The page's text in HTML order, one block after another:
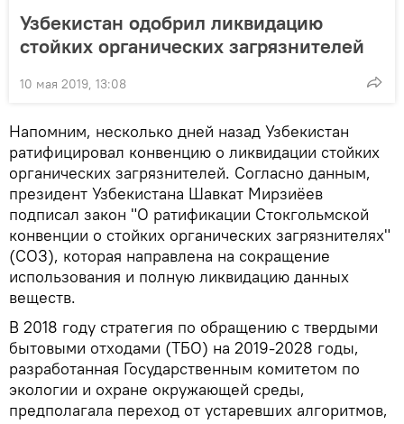
Узбекистан одобрил ликвидацию
стойких органических загрязнителей
10 мая 2019, 13:08
Напомним, несколько дней назад Узбекистан
ратифицировал конвенцию о ликвидации стойких
органических загрязнителей. Согласно данным,
президент Узбекистана Шавкат Мирзиёев
подписал закон "О ратификации Стокгольмской
конвенции о стойких органических загрязнителях"
(СОЗ), которая направлена на сокращение
использования и полную ликвидацию данных
веществ.
В 2018 году стратегия по обращению с твердыми
бытовыми отходами (ТБО) на 2019-2028 годы,
разработанная Государственным комитетом по
экологии и охране окружающей среды,
предполагала переход от устаревших алгоритмов,